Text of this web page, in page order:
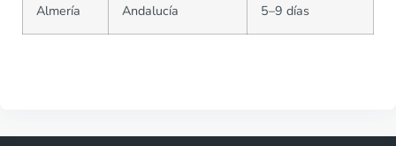
Almería Andalucía 5–9 días